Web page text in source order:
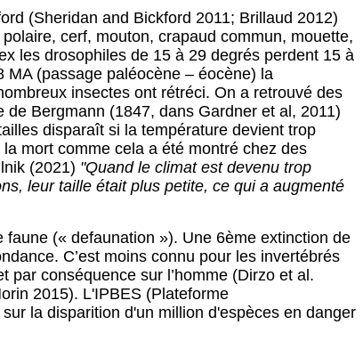
(Sheridan and Bickford 2011; Brillaud 2012)
cerf, mouton, crapaud commun, mouette,
les drosophiles de 15 à 29 degrés perdent 15 à
(passage paléocène – éocène) la
insectes ont rétréci. On a retrouvé des
Bergmann (1847, dans Gardner et al, 2011)
disparaît si la température devient trop
mort comme cela a été montré chez des
(2021) "Quand le climat est devenu trop
leur taille était plus petite, ce qui a augmenté
(« defaunation »). Une 6ème extinction de
C’est moins connu pour les invertébrés
conséquence sur l’homme (Dirzo et al.
2015). L'IPBES (Plateforme
la disparition d'un million d'espèces en danger